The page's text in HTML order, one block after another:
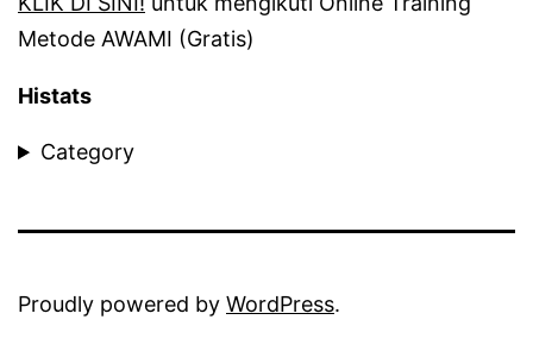
Metode AWAMI (Gratis)
Histats
Category
Proudly powered by WordPress.